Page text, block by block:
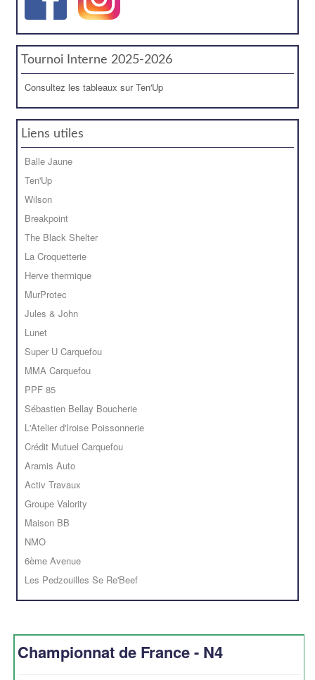
Tournoi Interne 2025-2026
Consultez les tableaux sur Ten'Up
Liens utiles
Balle Jaune
Ten'Up
Wilson
Breakpoint
The Black Shelter
La Croquetterie
Herve thermique
MurProtec
Jules & John
Lunet
Super U Carquefou
MMA Carquefou
PPF 85
Sébastien Bellay Boucherie
L'Atelier d'Iroise Poissonnerie
Crédit Mutuel Carquefou
Aramis Auto
Activ Travaux
Groupe Valority
Maison BB
NMO
6ème Avenue
Les Pedzouilles Se Re'Beef
Championnat de France - N4